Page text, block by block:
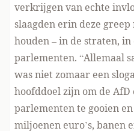
verkrijgen van echte
slaagden erin deze
houden – in de straten,
parlementen. “Allemaal
was niet zomaar een
hoofddoel zijn om de
parlementen te gooien
miljoenen euro’s, banen